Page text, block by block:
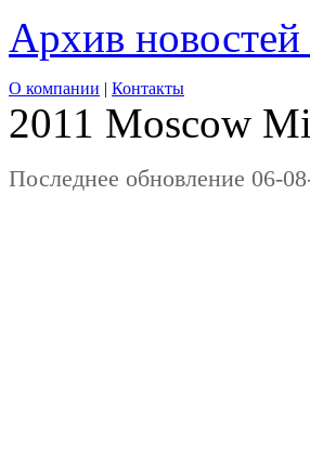
Архив
О компании | Контакты
2011 Moscow
Последнее обновление 06-